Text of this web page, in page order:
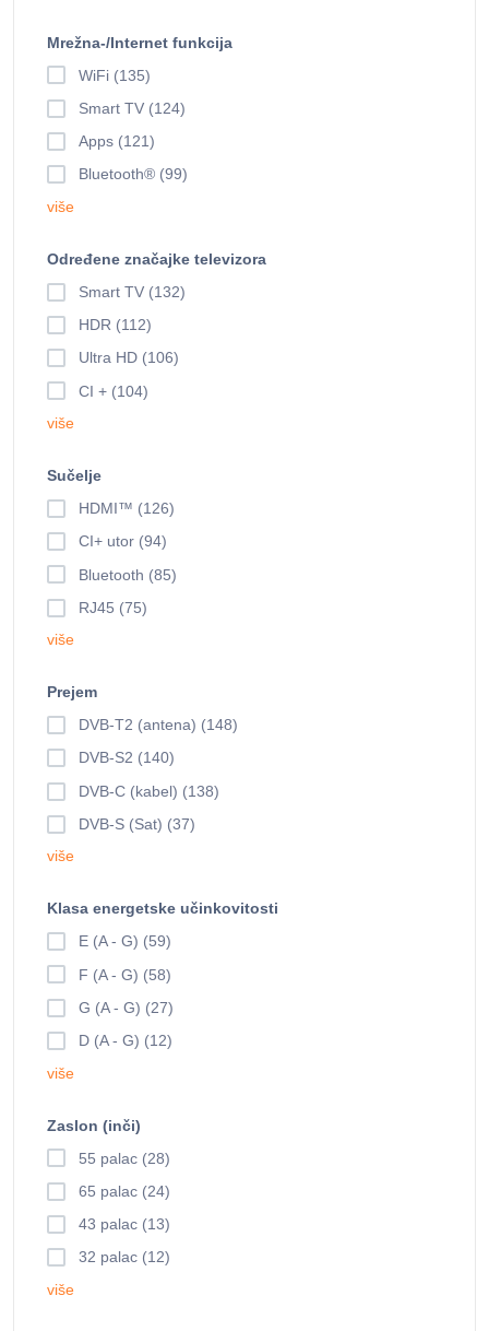
Mrežna-/Internet funkcija
WiFi (135)
Smart TV (124)
Apps (121)
Bluetooth® (99)
više
Određene značajke televizora
Smart TV (132)
HDR (112)
Ultra HD (106)
CI + (104)
više
Sučelje
HDMI™ (126)
CI+ utor (94)
Bluetooth (85)
RJ45 (75)
više
Prejem
DVB-T2 (antena) (148)
DVB-S2 (140)
DVB-C (kabel) (138)
DVB-S (Sat) (37)
više
Klasa energetske učinkovitosti
E (A - G) (59)
F (A - G) (58)
G (A - G) (27)
D (A - G) (12)
više
Zaslon (inči)
55 palac (28)
65 palac (24)
43 palac (13)
32 palac (12)
više